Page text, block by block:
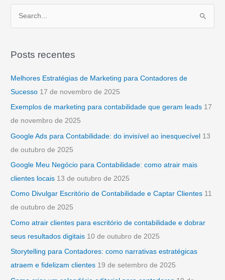
q
p
o
r
:
Posts recentes
Melhores Estratégias de Marketing para Contadores de
Sucesso 17 de novembro de 2025
Exemplos de marketing para contabilidade que geram leads 17
de novembro de 2025
Google Ads para Contabilidade: do invisível ao inesquecível 13
de outubro de 2025
Google Meu Negócio para Contabilidade: como atrair mais
clientes locais 13 de outubro de 2025
Como Divulgar Escritório de Contabilidade e Captar Clientes 11
de outubro de 2025
Como atrair clientes para escritório de contabilidade e dobrar
seus resultados digitais 10 de outubro de 2025
Storytelling para Contadores: como narrativas estratégicas
atraem e fidelizam clientes 19 de setembro de 2025